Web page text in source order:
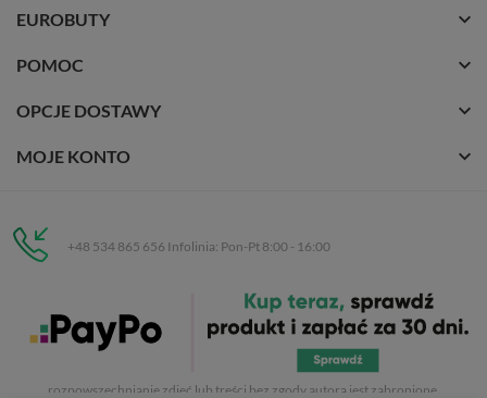
EUROBUTY
POMOC
OPCJE DOSTAWY
MOJE KONTO
+48 534 865 656 Infolinia: Pon-Pt 8:00 - 16:00
C.H. Respan, Rejtana 53a/250
35-326 Rzeszów
. Kopiowanie, przetwarzanie,
rozpowszechnianie zdjęć lub treści bez zgody autora jest zabronione.